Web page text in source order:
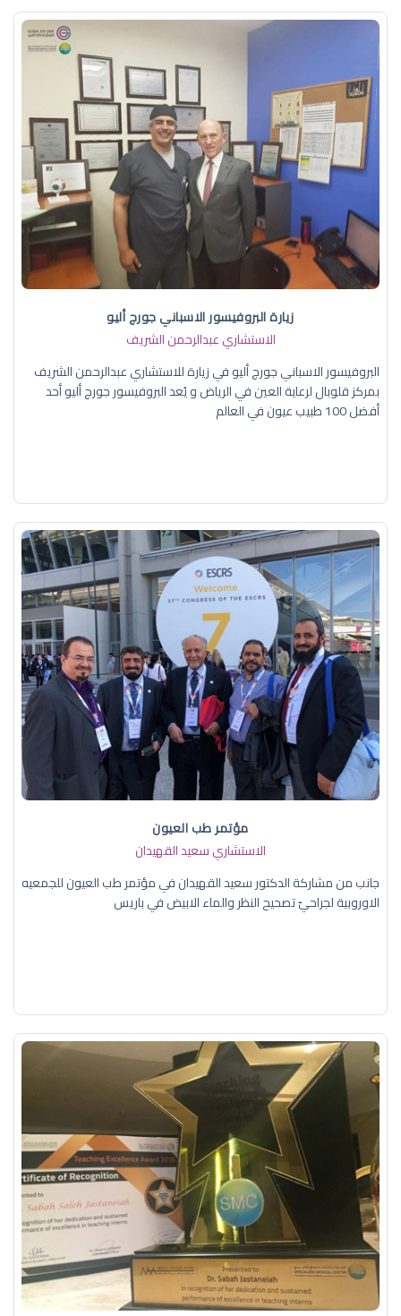
زيارة البروفيسور الاسباني جورج أليو
الاستشاري عبدالرحمن الشريف
البروفيسور الاسباني جورج أليو في زيارة للاستشاري عبدالرحمن الشريف
بمركز قلوبال لرعاية العين في الرياض و يُعد البروفيسور جورج أليو أحد
أفضل 100 طبيب عيون في العالم
مؤتمر طب العيون
الاستشاري سعيد القهيدان
جانب من مشاركة الدكتور سعيد القهيدان في مؤتمر طب العيون للجمعيه
الاوروبية لجراحيّ تصحيح النظر والماء الابيض في باريس